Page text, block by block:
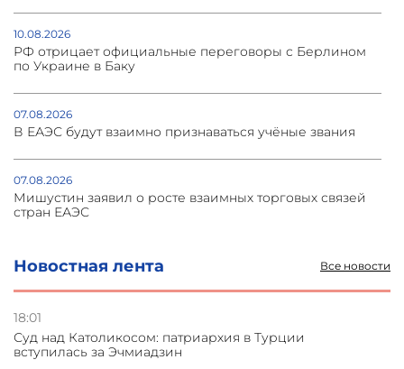
Новостная лента Все новости
18:01
Суд над Католикосом: патриархия в Турции
вступилась за Эчмиадзин
10.08.2026
РФ отрицает официальные переговоры с Берлином
по Украине в Баку
07.08.2026
В ЕАЭС будут взаимно признаваться учёные звания
07.08.2026
Мишустин заявил о росте взаимных торговых связей
стран ЕАЭС
05.08.2026
Турецкие журналисты отправились в оккупированный
Акна
05.08.2026
Васильев: НАТО против диалога с ОДКБ, ломиться в